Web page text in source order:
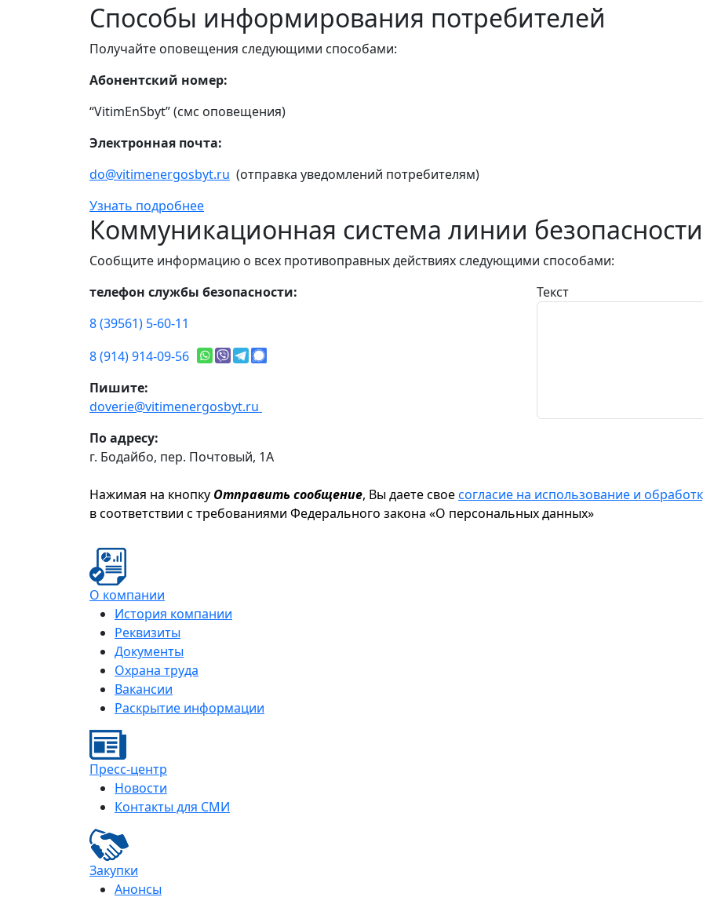
Способы информирования потребителей
Получайте оповещения следующими способами:
Абонентский номер:
“VitimEnSbyt” (смс оповещения)
Электронная почта:
do@vitimenergosbyt.ru (отправка уведомлений потребителям)
Узнать подробнее
Коммуникационная система линии безопасности
Сообщите информацию о всех противоправных действиях следующими способами:
телефон службы безопасности:
8 (39561) 5-60-11
8 (914) 914-09-56
Пишите:
doverie@vitimenergosbyt.ru
По адресу:
г. Бодайбо, пер. Почтовый, 1А
Текст
Нажимая на кнопку Отправить сообщение, Вы даете своесогласие на использование и
в соответствии с требованиями Федерального закона «О персональных данных»
О компании
История компании
Реквизиты
Документы
Охрана труда
Вакансии
Раскрытие информации
Пресс-центр
Новости
Контакты для СМИ
Закупки
Анонсы